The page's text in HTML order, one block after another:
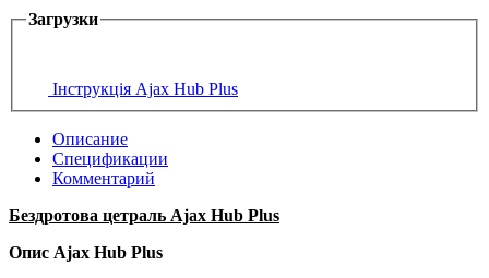
Загрузки
Інструкція Ajax Hub Plus
Описание
Спецификации
Комментарий
Бездротова цетраль Ajax Hub Plus
Опис Ajax Hub Plus